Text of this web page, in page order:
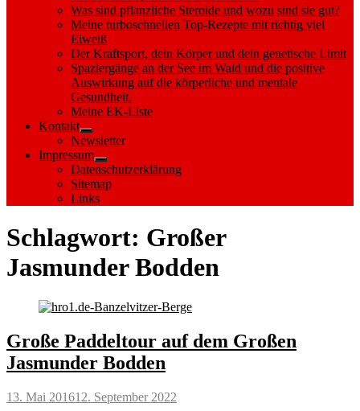
Was sind pflanzliche Steroide und wozu sind sie gut?
Meine turboschnellen Top-Rezepte mit richtig viel
Eiweiß
Der Kraftsport, dein Körper und dein genetische Limit
Spaziergänge an der See im Wald und die positive
Auswirkung auf die körperliche und mentale
Gesundheit.
Meine EK-Liste
Kontakt
Show
sub
menu
Newsletter
Impressum
Show
sub
menu
Datenschutzerklärung
Sitemap
Links
Schlagwort: Großer
Jasmunder Bodden
Große Paddeltour auf dem Großen
Jasmunder Bodden
Posted
13. Mai 201612. September 2022